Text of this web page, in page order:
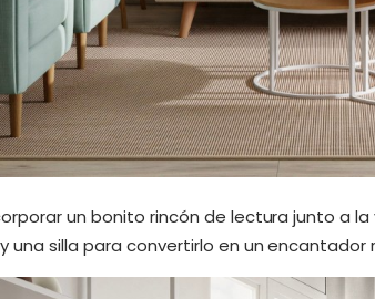
un bonito rincón de lectura junto a
una silla para convertirlo en un encantador